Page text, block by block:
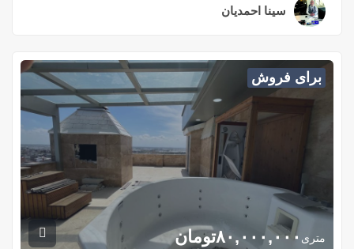
سینا احمدیان
برای فروش
متری ۸۰,۰۰۰,۰۰۰تومان